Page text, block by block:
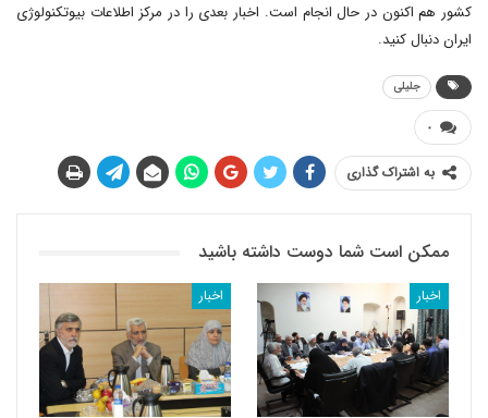
کشور هم اکنون در حال انجام است. اخبار بعدی را در مرکز اطلاعات بیوتکنولوژی
ایران دنبال کنید.
جلیلی
۰
به اشتراک گذاری
ممکن است شما دوست داشته باشید
اخبار اخبار